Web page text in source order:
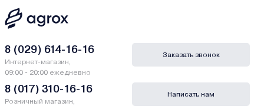
8 (029) 614-16-16
Интернет-магазин,
09:00 - 20:00 ежедневно
8 (017) 310-16-16
Розничный магазин,
Заказать звонок
Написать нам